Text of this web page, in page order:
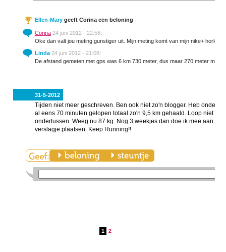
Ellen-Marygeeft Corina een beloning
Corina 24 juni 2012 - 22:58:
Oke dan valt jou meting gunstiger uit. Mijn meting komt van mijn nike+
Linda 24 juni 2012 - 21:08:
De afstand gemeten met gps was 6 km 730 meter, dus maar 270 meter
31-5-2012
Tijden niet meer geschreven. Ben ook niet zo'n blogger. Heb
al eens 70 minuten gelopen totaal zo'n 9,5 km gehaald. Loop niet zo
ondertussen. Weeg nu 87 kg. Nog 3 weekjes dan doe ik mee aan
verslagje plaatsen. Keep Running!!
1 2